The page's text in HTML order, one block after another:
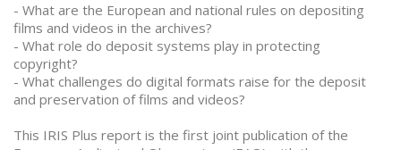
- What are the European and national rules on depositing
films and videos in the archives?
- What role do deposit systems play in protecting
copyright?
- What challenges do digital formats raise for the deposit
and preservation of films and videos?
This IRIS Plus report is the first joint publication of the